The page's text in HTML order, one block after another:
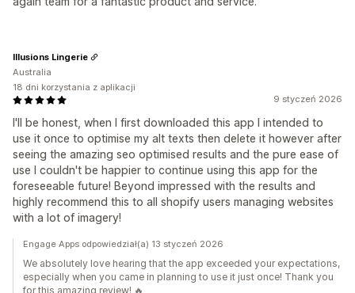
9 styczeń 2026
I'll be honest, when I first downloaded this app I intended to
use it once to optimise my alt texts then delete it however after
seeing the amazing seo optimised results and the pure ease of
use I couldn't be happier to continue using this app for the
foreseeable future! Beyond impressed with the results and
highly recommend this to all shopify users managing websites
with a lot of imagery!
Illusions Lingerie
Australia
18 dni korzystania z aplikacji
Engage Apps odpowiedział(a) 13 styczeń 2026
We absolutely love hearing that the app exceeded your expectations,
especially when you came in planning to use it just once! Thank you
for this amazing review! 🔥